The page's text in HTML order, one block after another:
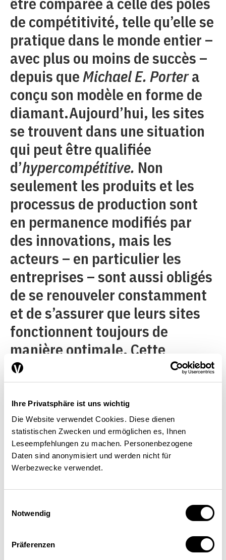
Ihre Privatsphäre ist uns wichtig
Die Website verwendet Cookies. Diese dienen
statistischen Zwecken und ermöglichen es, Ihnen
Leseempfehlungen zu machen. Personenbezogene
Daten sind anonymisiert und werden nicht für
Werbezwecke verwendet.
Notwendig
Präferenzen
de compétitivité, telle qu’elle se
pratique dans le monde entier –
avec plus ou moins de succès –
depuis queMichael E. Portera
conçu son modèle en forme de
diamant.Aujourd’hui, les sites
se trouvent dans une situation
qui peut être qualifiée
d’hypercompétitive. Non
seulement les produits et les
processus de production sont
en permanence modifiés par
des innovations, mais les
acteurs – en particulier les
entreprises – sont aussi obligés
de se renouveler constamment
et de s’assurer que leurs sites
fonctionnent toujours de
manière optimale. Cette
évolution provient
principalement de l’abolition
des entraves internationales au
commerce et aux
investissements, de la
réduction massive des coûts de
déplacement, des technologies
modernes de l’information et de
la communication, des
fabrication ou de nouvelles